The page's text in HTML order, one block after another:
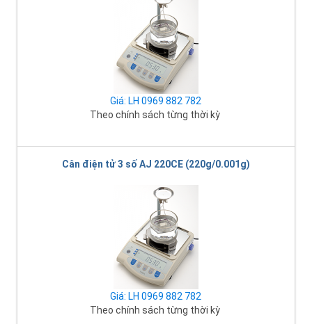
Giá: LH 0969 882 782
Theo chính sách từng thời kỳ
Cân điện tử 3 số AJ 220CE (220g/0.001g)
Giá: LH 0969 882 782
Theo chính sách từng thời kỳ